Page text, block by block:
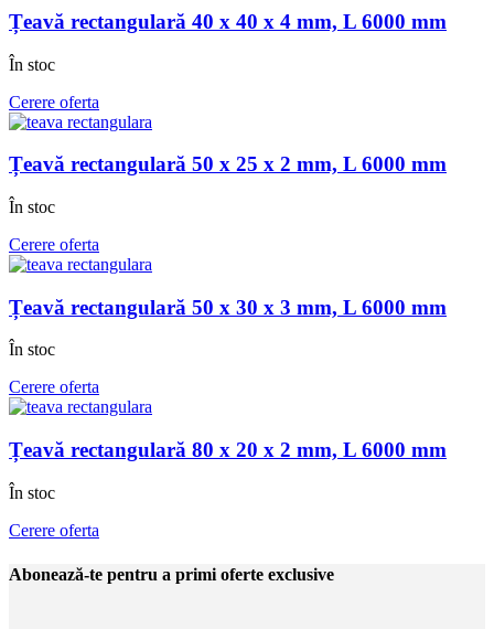
Țeavă rectangulară 40 x 40 x 4 mm, L 6000 mm
În stoc
Cerere oferta
Țeavă rectangulară 50 x 25 x 2 mm, L 6000 mm
În stoc
Cerere oferta
Țeavă rectangulară 50 x 30 x 3 mm, L 6000 mm
În stoc
Cerere oferta
Țeavă rectangulară 80 x 20 x 2 mm, L 6000 mm
În stoc
Cerere oferta
Abonează-te pentru a primi oferte exclusive